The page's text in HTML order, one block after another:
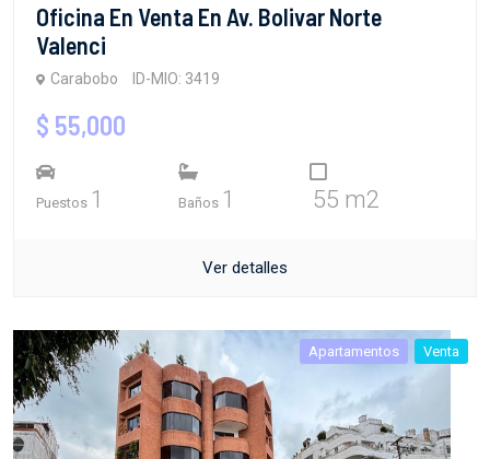
Oficina En Venta En Av. Bolivar Norte
Valenci
Carabobo ID-MIO: 3419
$ 55,000
Puestos 1 Baños 1 55 m2
Ver detalles
Apartamentos Venta